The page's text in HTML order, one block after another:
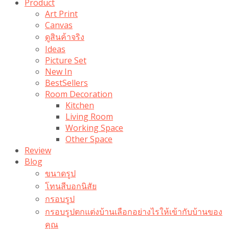
Product
Art Print
Canvas
ดูสินค้าจริง
Ideas
Picture Set
New In
BestSellers
Room Decoration
Kitchen
Living Room
Working Space
Other Space
Review
Blog
ขนาดรูป
โทนสีบอกนิสัย
กรอบรูป
กรอบรูปตกแต่งบ้านเลือกอย่างไรให้เข้ากับบ้านของ
คุณ